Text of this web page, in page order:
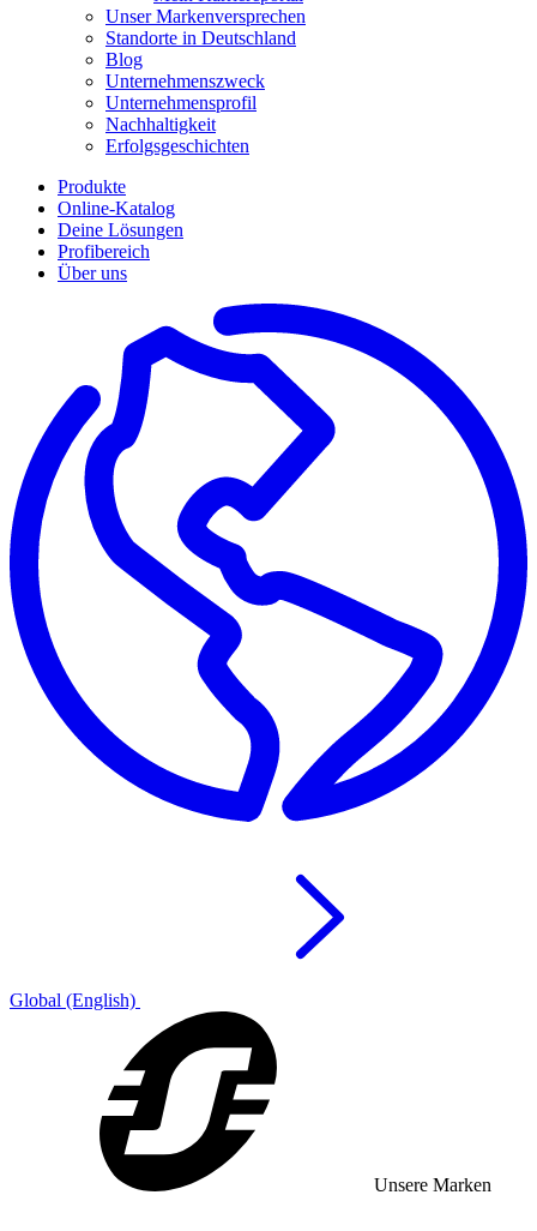
Unser Markenversprechen
Standorte in Deutschland
Blog
Unternehmenszweck
Unternehmensprofil
Nachhaltigkeit
Erfolgsgeschichten
Produkte
Online-Katalog
Deine Lösungen
Profibereich
Über uns
Global (English)
Unsere Marken